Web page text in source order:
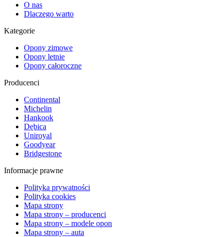
O nas
Dlaczego warto
Kategorie
Opony zimowe
Opony letnie
Opony całoroczne
Producenci
Continental
Michelin
Hankook
Dębica
Uniroyal
Goodyear
Bridgestone
Informacje prawne
Polityka prywatności
Polityka cookies
Mapa strony
Mapa strony – producenci
Mapa strony – modele opon
Mapa strony – auta